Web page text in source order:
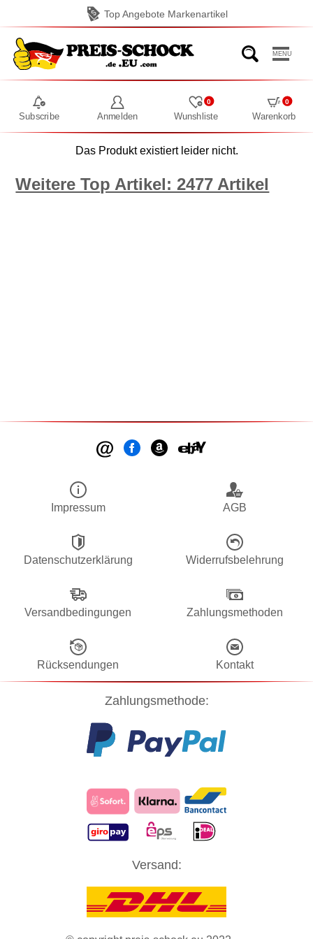
zu Ihren Rechten als Benutzer finden Sie in unserer
Cookies zu akzeptieren und direkt unsere Website besuchen zu
ZUSTIMMUNG
Top Angebote Markenartikel
MENU
Subscribe Anmelden Wunshliste
0
Warenkorb
0
Das Produkt existiert leider nicht.
Weitere Top Artikel: 2477 Artikel
Impressum AGB
Datenschutzerklärung Widerrufsbelehrung
Versandbedingungen Zahlungsmethoden
Rücksendungen Kontakt
Zahlungsmethode:
Versand: